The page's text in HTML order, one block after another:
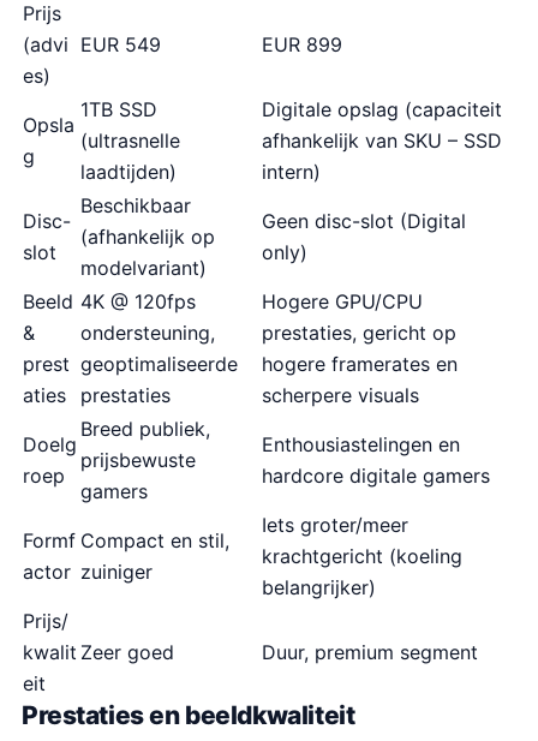
Prijs
(advi
es)
EUR 549 EUR 899
Opsla
g
1TB SSD
(ultrasnelle
laadtijden)
Digitale opslag (capaciteit
afhankelijk van SKU – SSD
intern)
Disc-
slot
Beschikbaar
(afhankelijk op
modelvariant)
Geen disc-slot (Digital
only)
Beeld
&
prest
aties
4K @ 120fps
ondersteuning,
geoptimaliseerde
prestaties
Hogere GPU/CPU
prestaties, gericht op
hogere framerates en
scherpere visuals
Doelg
roep
Breed publiek,
prijsbewuste
gamers
Enthousiastelingen en
hardcore digitale gamers
Formf
actor
Compact en stil,
zuiniger
Iets groter/meer
krachtgericht (koeling
belangrijker)
Prijs/
kwalit
eit
Zeer goed Duur, premium segment
Prestaties en beeldkwaliteit